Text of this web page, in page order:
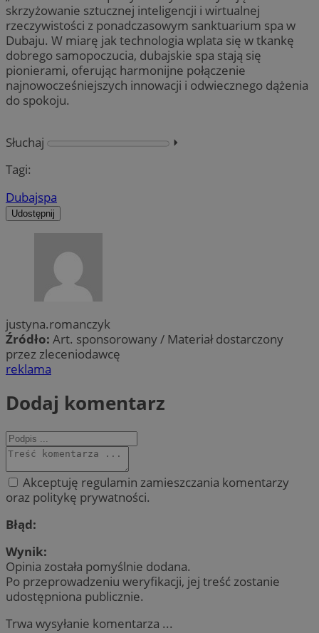
skrzyżowanie sztucznej inteligencji i wirtualnej
rzeczywistości z ponadczasowym sanktuarium spa w
Dubaju. W miarę jak technologia wplata się w tkankę
dobrego samopoczucia, dubajskie spa stają się
pionierami, oferując harmonijne połączenie
najnowocześniejszych innowacji i odwiecznego dążenia
do spokoju.
Słuchaj
⏵︎
Tagi:
Dubajspa
Udostępnij
justyna.romanczyk
Źródło: Art. sponsorowany / Materiał dostarczony
przez zleceniodawcę
reklama
Dodaj komentarz
Akceptuję regulamin zamieszczania komentarzy
oraz politykę prywatności.
Błąd:
Wynik:
Opinia została pomyślnie dodana.
Po przeprowadzeniu weryfikacji, jej treść zostanie
udostępniona publicznie.
Trwa wysyłanie komentarza ...